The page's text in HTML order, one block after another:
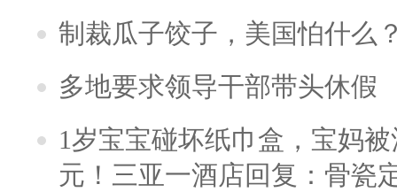
制裁瓜子饺子，美国怕什么
多地要求领导干部带头休假
1岁宝宝碰坏纸巾盒，宝妈
元！三亚一酒店回复：骨瓷